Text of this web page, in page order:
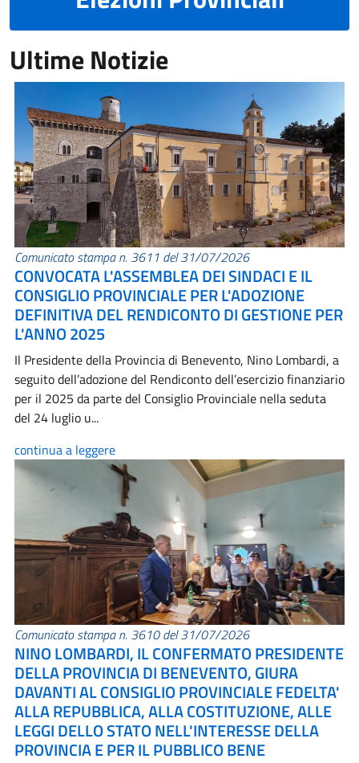
Ultime Notizie
Comunicato stampa n. 3611 del 31/07/2026
CONVOCATA L'ASSEMBLEA DEI SINDACI E IL
CONSIGLIO PROVINCIALE PER L'ADOZIONE
DEFINITIVA DEL RENDICONTO DI GESTIONE PER
L'ANNO 2025
Il Presidente della Provincia di Benevento, Nino Lombardi, a
seguito dell’adozione del Rendiconto dell’esercizio finanziario
per il 2025 da parte del Consiglio Provinciale nella seduta
del 24 luglio u...
continua a leggere
Comunicato stampa n. 3610 del 31/07/2026
NINO LOMBARDI, IL CONFERMATO PRESIDENTE
DELLA PROVINCIA DI BENEVENTO, GIURA
DAVANTI AL CONSIGLIO PROVINCIALE FEDELTA'
ALLA REPUBBLICA, ALLA COSTITUZIONE, ALLE
LEGGI DELLO STATO NELL'INTERESSE DELLA
PROVINCIA E PER IL PUBBLICO BENE